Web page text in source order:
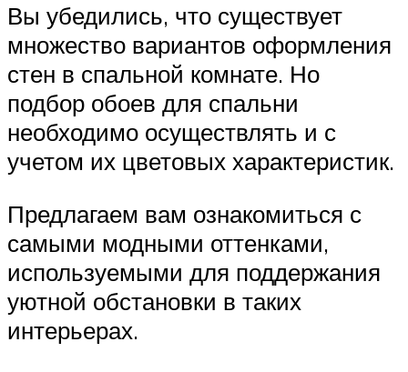
Вы убедились, что существует
множество вариантов оформления
стен в спальной комнате. Но
подбор обоев для спальни
необходимо осуществлять и с
учетом их цветовых характеристик.
Предлагаем вам ознакомиться с
самыми модными оттенками,
используемыми для поддержания
уютной обстановки в таких
интерьерах.